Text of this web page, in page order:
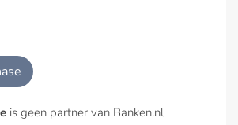
is geen partner van Banken.nl